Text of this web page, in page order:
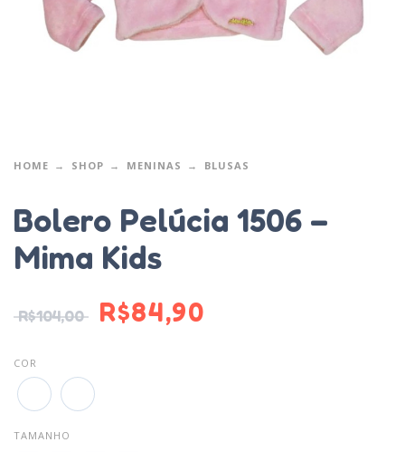
HOME SHOP MENINAS BLUSAS
Bolero Pelúcia 1506 –
Mima Kids
R$104,00 R$84,90
COR
TAMANHO